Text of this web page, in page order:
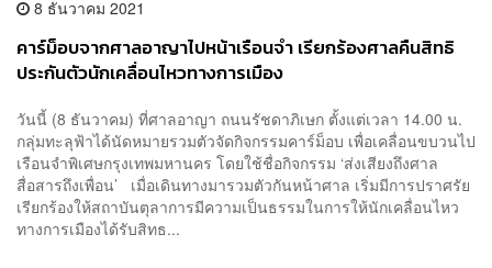
8 ธันวาคม 2021
คาร์ม็อบจากศาลอาญาไปหน้าเรือนจำ เรียกร้องศาลคืนสิทธิ
ประกันตัวนักเคลื่อนไหวทางการเมือง
วันนี้ (8 ธันวาคม) ที่ศาลอาญา ถนนรัชดาภิเษก ตั้งแต่เวลา 14.00 น.
กลุ่มทะลุฟ้าได้นัดหมายรวมตัวจัดกิจกรรมคาร์ม็อบ เพื่อเคลื่อนขบวนไป
เรือนจำพิเศษกรุงเทพมหานคร โดยใช้ชื่อกิจกรรม ‘ส่งเสียงถึงศาล
สื่อสารถึงเพื่อน’ เมื่อเดินทางมารวมตัวกันหน้าศาล เริ่มมีการปราศรัย
เรียกร้องให้สถาบันตุลาการมีความเป็นธรรมในการให้นักเคลื่อนไหว
ทางการเมืองได้รับสิทธ...